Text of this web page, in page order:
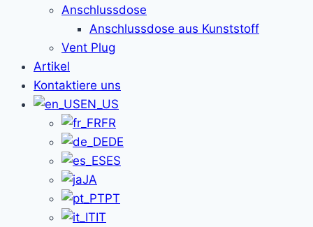
Anschlussdose
Anschlussdose aus Kunststoff
Vent Plug
Artikel
Kontaktiere uns
EN_US
FR
DE
ES
JA
PT
IT